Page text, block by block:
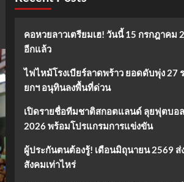
คอหวยลาวเตรียมเฮ! วันนี้ 15 กรกฎาคม
อีกแล้ว
ไฟไหม้โรงเบียร์ลาดพร้าว ยอดดับพุ่ง 27
ยกฯ อนุทินลงพื้นที่ด่วน
เปิดรายชื่อทีมชาติสกอตแลนด์ ลุยฟุตบอ
2026 พร้อมโปรแกรมการแข่งขัน
ผู้ประกันตนต้องรู้! เดือนมิถุนายน 2569 ส่
สังคมเท่าไหร่